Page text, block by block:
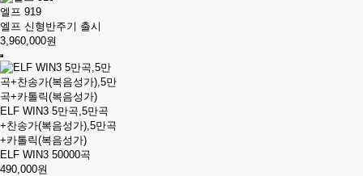
엘프 919
엘프 신형반주기 출시
3,960,000원
ELF WIN3 5만곡,5만곡
+찬송가(복음성가),5만곡
+카톨릭(복음성가)
ELF WIN3 50000곡
490,000원